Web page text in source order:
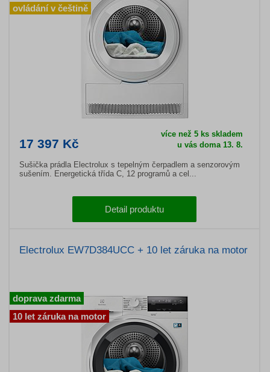
17 397 Kč
více než 5 ks skladem
u vás doma 13. 8.
Sušička prádla Electrolux s tepelným čerpadlem a senzorovým
sušením. Energetická třída C, 12 programů a cel...
Detail produktu
ovládání v češtině
Electrolux EW7D384UCC + 10 let záruka na motor
doprava zdarma
10 let záruka na motor